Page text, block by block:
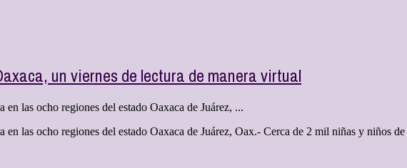
un viernes de lectura de manera virtual
las ocho regiones del estado Oaxaca de Juárez, ...
las ocho regiones del estado Oaxaca de Juárez, Oax.- Cerca de 2 mil niñas y niños